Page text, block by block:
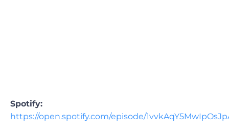
Spotify:
https://open.spotify.com/episode/